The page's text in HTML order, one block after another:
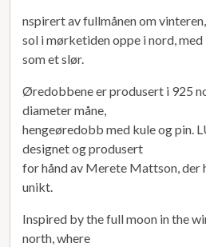
nspirert av fullmånen om
sol i mørketiden oppe i nord,
som et slør.
Øredobbene er produsert i 925
diameter måne,
hengeøredobb med kule og pin.
designet og produsert
for hånd av Merete Mattson,
unikt.
Inspired by the full moon in the
north, where